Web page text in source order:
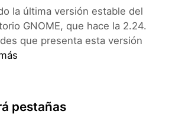
la última versión estable del
GNOME, que hace la 2.24.
que presenta esta versión
pestañas